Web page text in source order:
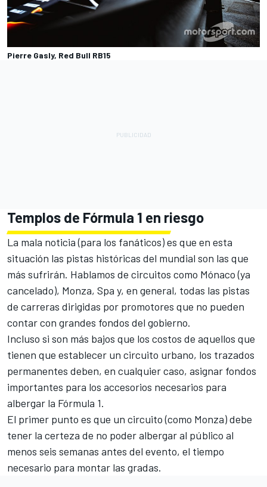
Pierre Gasly, Red Bull RB15
Templos de Fórmula 1 en riesgo
La mala noticia (para los fanáticos) es que en esta
situación las pistas históricas del mundial son las que
más sufrirán. Hablamos de circuitos como Mónaco (ya
cancelado), Monza, Spa y, en general, todas las pistas
de carreras dirigidas por promotores que no pueden
contar con grandes fondos del gobierno.
Incluso si son más bajos que los costos de aquellos que
tienen que establecer un circuito urbano, los trazados
permanentes deben, en cualquier caso, asignar fondos
importantes para los accesorios necesarios para
albergar la Fórmula 1.
El primer punto es que un circuito (como Monza) debe
tener la certeza de no poder albergar al público al
menos seis semanas antes del evento, el tiempo
necesario para montar las gradas.